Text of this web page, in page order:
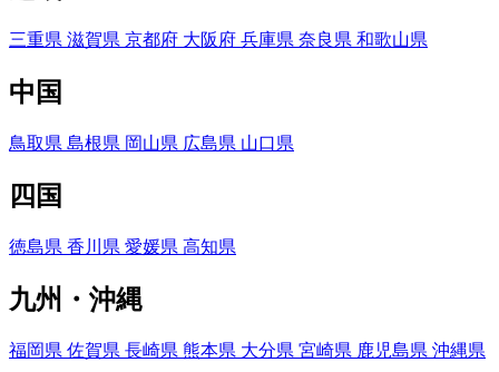
三重県 滋賀県 京都府 大阪府 兵庫県 奈良県 和歌山県
中国
鳥取県 島根県 岡山県 広島県 山口県
四国
徳島県 香川県 愛媛県 高知県
九州・沖縄
福岡県 佐賀県 長崎県 熊本県 大分県 宮崎県 鹿児島県 沖縄県